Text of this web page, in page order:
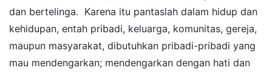
dan bertelinga. Karena itu pantaslah dalam hidup dan
kehidupan, entah pribadi, keluarga, komunitas, gereja,
maupun masyarakat, dibutuhkan pribadi-pribadi yang
mau mendengarkan; mendengarkan dengan hati dan